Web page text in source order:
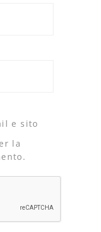
e sito
la